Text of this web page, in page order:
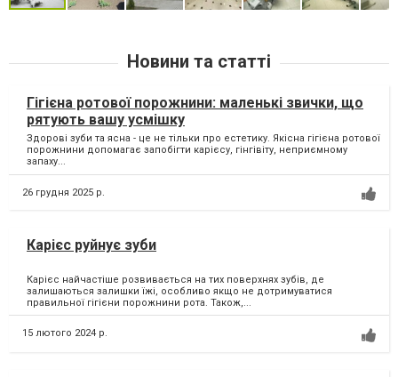
Новини та статті
Гігієна ротової порожнини: маленькі звички, що
рятують вашу усмішку
Здорові зуби та ясна - це не тільки про естетику. Якісна гігієна ротової
порожнини допомагає запобігти карієсу, гінгівіту, неприємному
запаху...
26 грудня 2025 р.
Карієс руйнує зуби
Карієс найчастіше розвивається на тих поверхнях зубів, де
залишаються залишки їжі, особливо якщо не дотримуватися
правильної гігієни порожнини рота. Також,...
15 лютого 2024 р.